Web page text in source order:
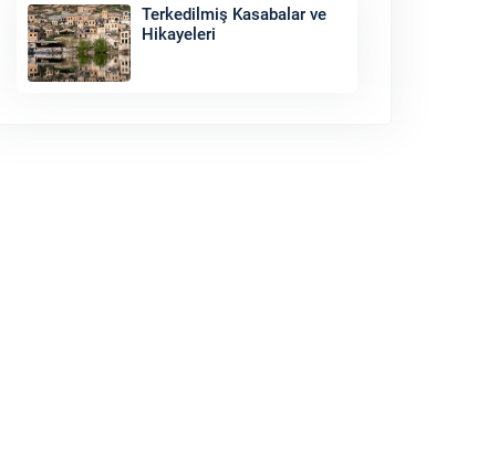
Terkedilmiş Kasabalar ve
Hikayeleri